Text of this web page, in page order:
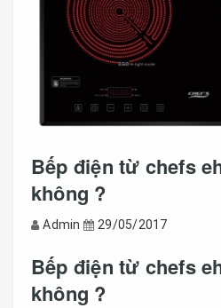
Bếp điện từ chefs
không ?
Admin 29/05/2017
Bếp điện từ chefs
không ?